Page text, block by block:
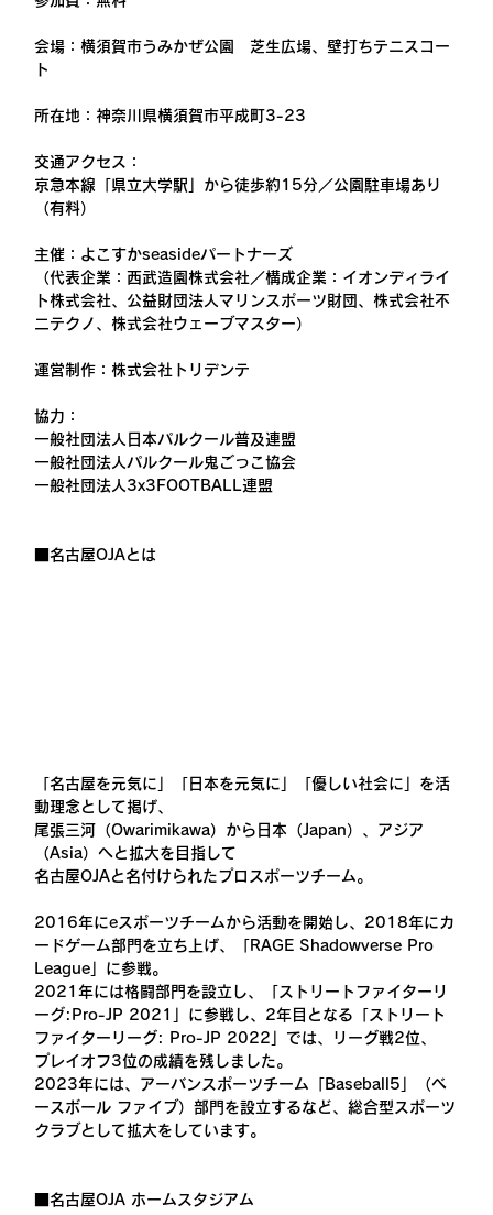
会場：横須賀市うみかぜ公園　芝生広場、壁打ちテニスコー
ト
所在地：神奈川県横須賀市平成町3-23
交通アクセス：
京急本線「県立大学駅」から徒歩約15分／公園駐車場あり
（有料）
主催：よこすかseasideパートナーズ
（代表企業：西武造園株式会社／構成企業：イオンディライ
ト株式会社、公益財団法人マリンスポーツ財団、株式会社不
二テクノ、株式会社ウェーブマスター）
運営制作：株式会社トリデンテ
協力：
一般社団法人日本パルクール普及連盟
一般社団法人パルクール鬼ごっこ協会
一般社団法人3x3FOOTBALL連盟
■名古屋OJAとは
「名古屋を元気に」「日本を元気に」「優しい社会に」を活
動理念として掲げ、
尾張三河（Owarimikawa）から日本（Japan）、アジア
（Asia）へと拡大を目指して
名古屋OJAと名付けられたプロスポーツチーム。
2016年にeスポーツチームから活動を開始し、2018年にカ
ードゲーム部門を立ち上げ、「RAGE Shadowverse Pro
League」に参戦。
2021年には格闘部門を設立し、「ストリートファイターリ
ーグ:Pro-JP 2021」に参戦し、2年目となる「ストリート
ファイターリーグ: Pro-JP 2022」では、リーグ戦2位、
プレイオフ3位の成績を残しました。
2023年には、アーバンスポーツチーム「Baseball5」（ベ
ースボール ファイブ）部門を設立するなど、総合型スポーツ
クラブとして拡大をしています。
■名古屋OJA ホームスタジアム